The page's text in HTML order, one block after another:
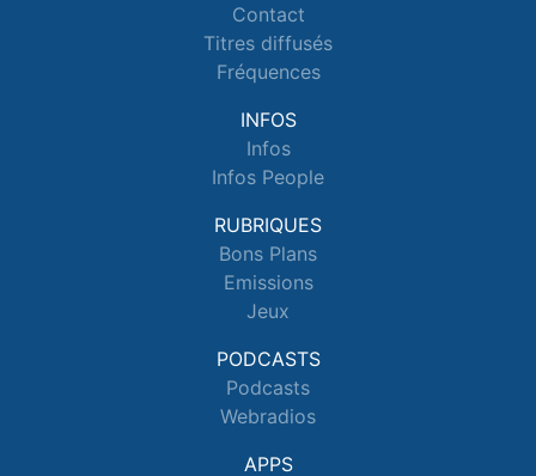
Contact
Titres diffusés
Fréquences
INFOS
Infos
Infos People
RUBRIQUES
Bons Plans
Emissions
Jeux
PODCASTS
Podcasts
Webradios
APPS